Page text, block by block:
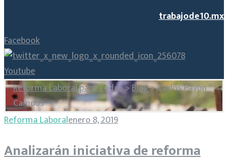
trabajode10.mx
Facebook
Youtube
Reforma Laboral para Todos>Blog>Carlos Pavón
Campos
Etiqueta:
Reforma Laboralenero 8, 2019
Analizarán iniciativa de reforma